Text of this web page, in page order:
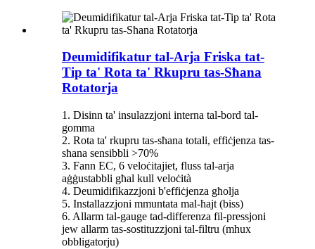
Deumidifikatur tal-Arja Friska tat-
Tip ta' Rota ta' Rkupru tas-Sħana
Rotatorja
1. Disinn ta' insulazzjoni interna tal-bord tal-
gomma
2. Rota ta' rkupru tas-sħana totali, effiċjenza tas-
sħana sensibbli >70%
3. Fann EC, 6 veloċitajiet, fluss tal-arja
aġġustabbli għal kull veloċità
4. Deumidifikazzjoni b'effiċjenza għolja
5. Installazzjoni mmuntata mal-ħajt (biss)
6. Allarm tal-gauge tad-differenza fil-pressjoni
jew allarm tas-sostituzzjoni tal-filtru (mhux
obbligatorju)